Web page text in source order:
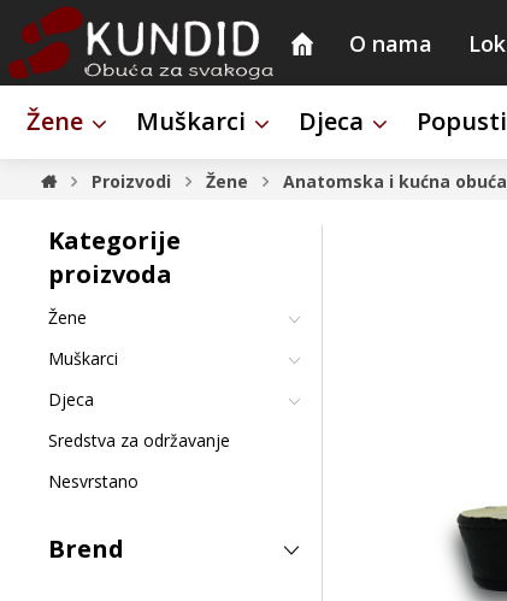
O nama
Žene Muškarci Djeca Popusti
Proizvodi Žene Anatomska i kućna obuća
Kategorije
proizvoda
Žene
Muškarci
Djeca
Sredstva za održavanje
Nesvrstano
Brend